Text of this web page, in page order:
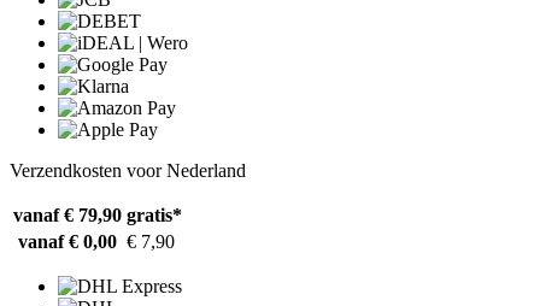
Verzendkosten voor Nederland
vanaf € 79,90 gratis*
vanaf € 0,00 € 7,90